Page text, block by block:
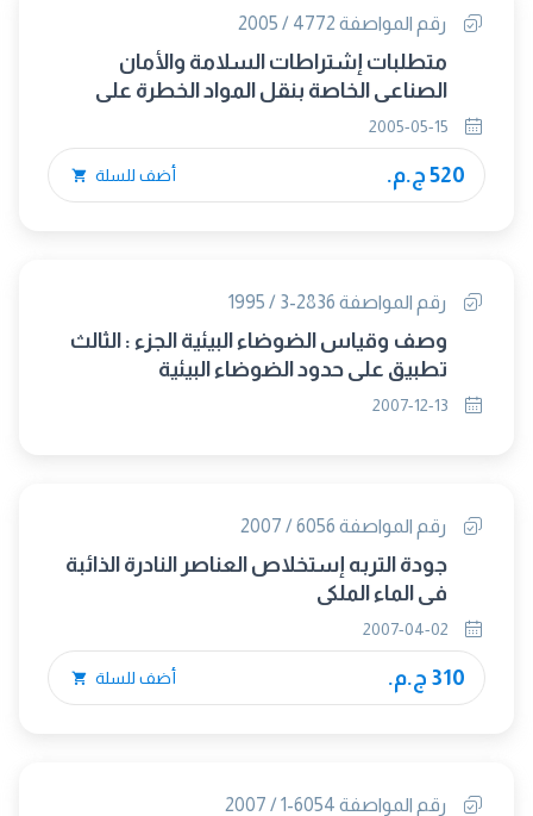
رقم المواصفة 4772 / 2005
متطلبات إشتراطات السلامة والأمان
الصناعي الخاصة بنقل المواد الخطرة على
الطرق
520 ج.م. أضف للسلة
رقم المواصفة 2836-3 / 1995
وصف وقياس الضوضاء البيئية الجزء : الثالث
تطبيق على حدود الضوضاء البيئية
رقم المواصفة 6056 / 2007
جودة التربه إستخلاص العناصر النادرة الذائبة
فى الماء الملكى
310 ج.م. أضف للسلة
رقم المواصفة 6054-1 / 2007